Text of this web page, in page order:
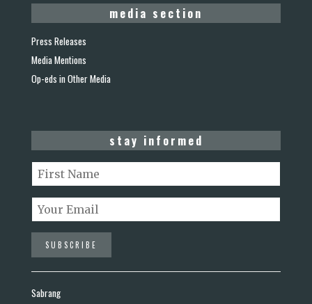
media section
Press Releases
Media Mentions
Op-eds in Other Media
stay informed
Sabrang